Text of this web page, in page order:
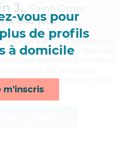
vous pour
de profils
à domicile
m'inscris
J., Saint-Omer
de chez Vous
a 14 ans d'expérience et
d'aide-soignant (AS). Maitrisant
courses/livraison et activités*